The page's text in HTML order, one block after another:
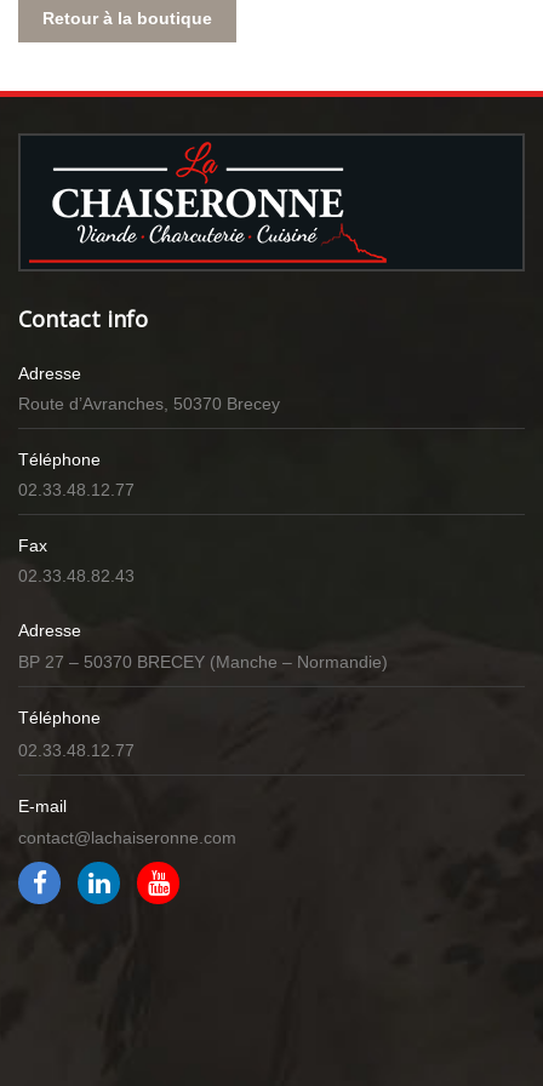
Retour à la boutique
Contact info
Adresse
Route d’Avranches, 50370 Brecey
Téléphone
02.33.48.12.77
Fax
02.33.48.82.43
Adresse
BP 27 – 50370 BRECEY (Manche – Normandie)
Téléphone
02.33.48.12.77
E-mail
contact@lachaiseronne.com